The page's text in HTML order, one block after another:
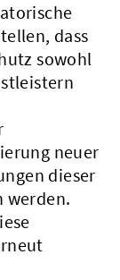
dass
sowohl
neuer
dieser
werden.